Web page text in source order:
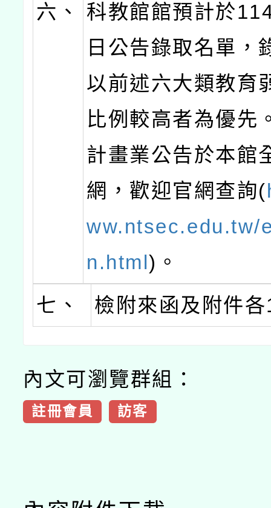
六、
科教館館預計於
日公告錄取名單，
以前述六大類教育
比例較高者為優先
計畫業公告於本館
網，歡迎官網查詢(
ww.ntsec.edu.tw/
n.html)。
七、
檢附來函及附件
內文可瀏覽群組：
註冊會員 訪客